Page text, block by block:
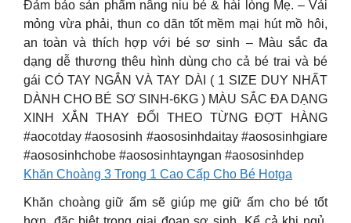
Đảm bảo sản phẩm nâng niu bé & hài lòng Mẹ. – Vải
mỏng vừa phải, thun co dãn tốt mềm mại hút mồ hôi,
an toàn và thích hợp với bé sơ sinh – Màu sắc đa
dạng dễ thương thêu hình dùng cho cả bé trai và bé
gái CÓ TAY NGẮN VÀ TAY DÀI ( 1 SIZE DUY NHẤT
DÀNH CHO BÉ SƠ SINH-6KG ) MÀU SẮC ĐA DẠNG
XINH XẮN THAY ĐỔI THEO TỪNG ĐỢT HÀNG
#aocotday #aososinh #aososinhdaitay #aososinhgiare
#aososinhchobe #aososinhtayngan #aososinhdep
Khăn Choàng 3 Trong 1 Cao Cấp Cho Bé Hotga
Khăn choàng giữ ấm sẽ giúp mẹ giữ ấm cho bé tốt